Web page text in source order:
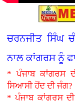
ਚਰਨਜੀਤ ਸਿੰਘ
ਨਾਲ ਕਾਂਗਰਸ ਨੂੰ
* ਪੰਜਾਬ ਕਾਂਗਰਸ
ਸਿਆਸੀ ਹੋਂਦ ਦੀ ਜੰਗ?
* ਪੰਜਾਬ ਕਾਂਗਰਸ